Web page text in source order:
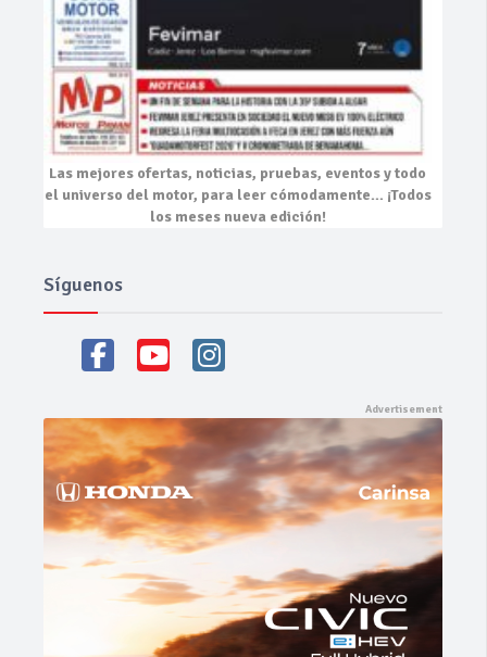
Las mejores ofertas, noticias, pruebas, eventosy todo
el universo del motor, para leer cómodamente… ¡Todos
los meses nueva edición!
Síguenos